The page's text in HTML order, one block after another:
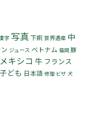
字 写真 下痢 世界遺産 中
ジュース ベトナム 福岡 豚
メキシコ 牛 フランス
子ども 日本語 修理 ビザ 犬